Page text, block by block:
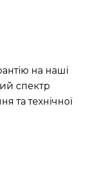
на наші
спектр
та технічної